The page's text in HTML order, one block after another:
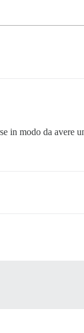
in modo da avere